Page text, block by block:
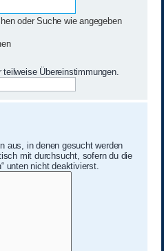
oder Suche wie angegeben
Übereinstimmungen.
aus, in denen gesucht werden
mit durchsucht, sofern du die
unten nicht deaktivierst.